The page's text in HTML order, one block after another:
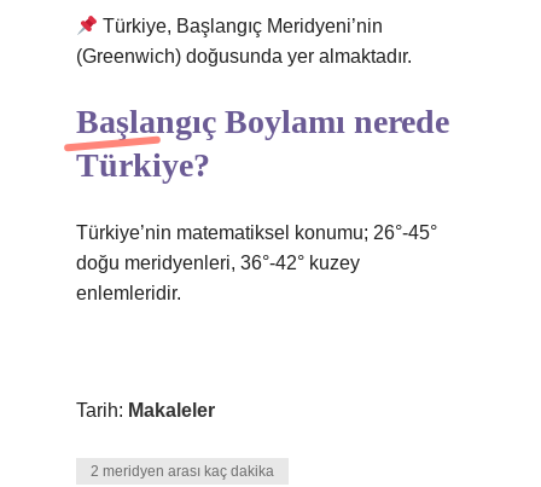
Türkiye, Başlangıç ​​Meridyeni’nin
(Greenwich) doğusunda yer almaktadır.
Başlangıç Boylamı nerede
Türkiye?
Türkiye’nin matematiksel konumu; 26°-45°
doğu meridyenleri, 36°-42° kuzey
enlemleridir.
Tarih: Makaleler
2 meridyen arası kaç dakika